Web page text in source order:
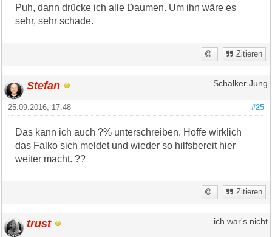
Puh, dann drücke ich alle Daumen. Um ihn wäre es
sehr, sehr schade.
Zitieren
Stefan Schalker Jung
#25
25.09.2016, 17:48
Das kann ich auch ?% unterschreiben. Hoffe wirklich
das Falko sich meldet und wieder so hilfsbereit hier
weiter macht. ??
Zitieren
trust ich war's nicht